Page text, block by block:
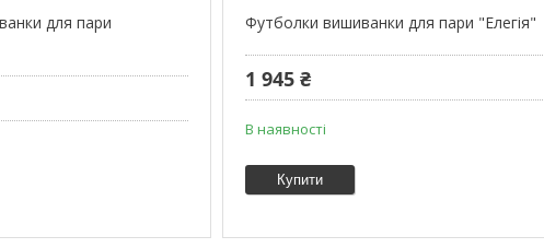
для пари
Футболки вишиванки для пари "Елегія"
1 945 ₴
В наявності
Купити